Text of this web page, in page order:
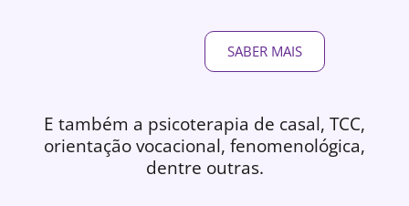
SABER MAIS
E também a psicoterapia de casal, TCC,
orientação vocacional, fenomenológica,
dentre outras.